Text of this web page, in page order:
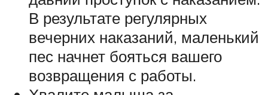
В результате регулярных
вечерних наказаний, маленький
пес начнет бояться вашего
возвращения с работы.